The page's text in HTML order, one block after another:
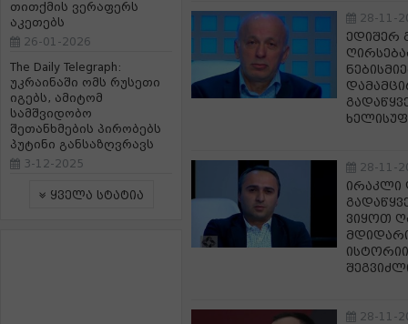
თითქმის ვერაფერს
აკეთებს
26-01-2026
The Daily Telegraph:
უკრაინაში ომს რუსეთი
იგებს, ამიტომ
სამშვიდობო
შეთანხმების პირობებს
პუტინი განსაზღვრავს
3-12-2025
ყველა სტატია
28-11-
ედიშერ
28-11-
ირაკლი
ვიყოთ
28-11-